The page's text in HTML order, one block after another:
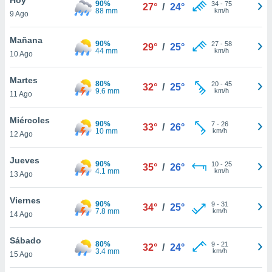
y
en
más
de
9 Ago
90%
88 mm
27° / 24° 34- 75
km/h
Mañana
10 Ago
90%
44 mm
29° / 25° 27- 58
km/h
Martes
11 Ago
80%
9.6 mm
32° / 25° 20- 45
km/h
Miércoles
12 Ago
90%
10 mm
33° / 26° 7- 26
km/h
Jueves
13 Ago
90%
4.1 mm
35° / 26° 10- 25
km/h
Viernes
14 Ago
90%
7.8 mm
34° / 25° 9- 31
km/h
Sábado
15 Ago
80%
3.4 mm
32° / 24° 9- 21
km/h